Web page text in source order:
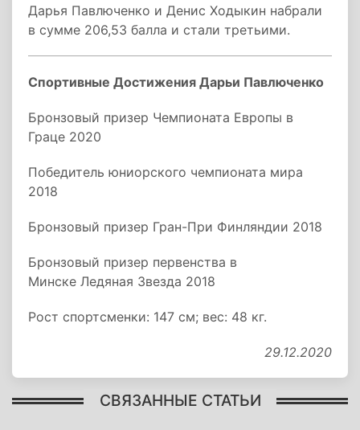
Дарья Павлюченко и Денис Ходыкин набрали
в сумме 206,53 балла и стали третьими.
Спортивные Достижения Дарьи Павлюченко
Бронзовый призер Чемпионата Европы в
Граце 2020
Победитель юниорского чемпионата мира
2018
Бронзовый призер Гран-При Финляндии 2018
Бронзовый призер первенства в
Минске Ледяная Звезда 2018
Рост спортсменки: 147 см; вес: 48 кг.
29.12.2020
СВЯЗАННЫЕ СТАТЬИ